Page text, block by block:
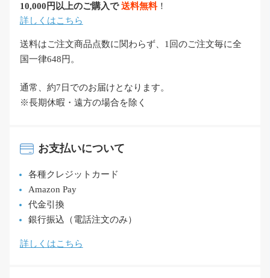
10,000円以上のご購入で 送料無料！
詳しくはこちら
送料はご注文商品点数に関わらず、1回のご注文毎に全
国一律648円。
通常、約7日でのお届けとなります。
※長期休暇・遠方の場合を除く
お支払いについて
各種クレジットカード
Amazon Pay
代金引換
銀行振込（電話注文のみ）
詳しくはこちら